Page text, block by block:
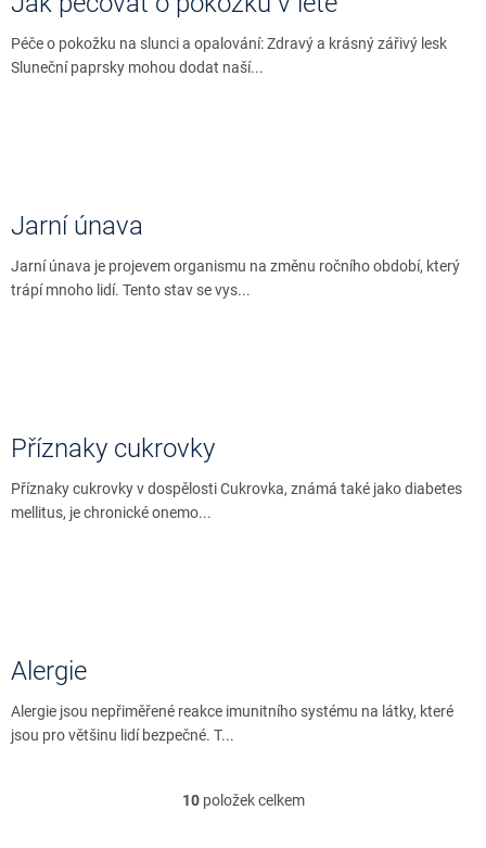
Péče o pokožku na slunci a opalování: Zdravý a krásný zářivý lesk
Sluneční paprsky mohou dodat naší...
Jarní únava
Jarní únava je projevem organismu na změnu ročního období, který
trápí mnoho lidí. Tento stav se vys...
Příznaky cukrovky
Příznaky cukrovky v dospělosti Cukrovka, známá také jako diabetes
mellitus, je chronické onemo...
Alergie
Alergie jsou nepřiměřené reakce imunitního systému na látky, které
jsou pro většinu lidí bezpečné. T...
O
10položek celkem